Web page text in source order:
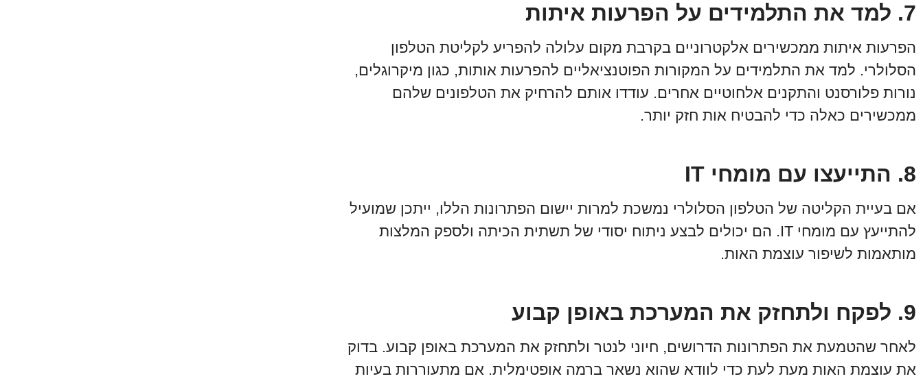
7. למד את התלמידים על הפרעות איתות
הפרעות איתות ממכשירים אלקטרוניים בקרבת מקום עלולה להפריע לקליטת הטלפון
הסלולרי. למד את התלמידים על המקורות הפוטנציאליים להפרעות אותות, כגון מיקרוגלים,
נורות פלורסנט והתקנים אלחוטיים אחרים. עודדו אותם להרחיק את הטלפונים שלהם
ממכשירים כאלה כדי להבטיח אות חזק יותר.
8. התייעצו עם מומחי IT
אם בעיית הקליטה של הטלפון הסלולרי נמשכת למרות יישום הפתרונות הללו, ייתכן שמועיל
להתייעץ עם מומחי IT. הם יכולים לבצע ניתוח יסודי של תשתית הכיתה ולספק המלצות
מותאמות לשיפור עוצמת האות.
9. לפקח ולתחזק את המערכת באופן קבוע
לאחר שהטמעת את הפתרונות הדרושים, חיוני לנטר ולתחזק את המערכת באופן קבוע. בדוק
את עוצמת האות מעת לעת כדי לוודא שהוא נשאר ברמה אופטימלית. אם מתעוררות בעיות